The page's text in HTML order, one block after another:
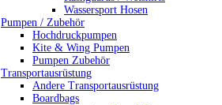
Wassersport Hosen
Pumpen / Zubehör
Hochdruckpumpen
Kite & Wing Pumpen
Pumpen Zubehör
Transportausrüstung
Andere Transportausrüstung
Boardbags